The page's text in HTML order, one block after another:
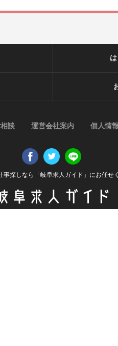
事探しなら「岐阜求人ガイド」にお任せ
談 運営会社案内 個人情